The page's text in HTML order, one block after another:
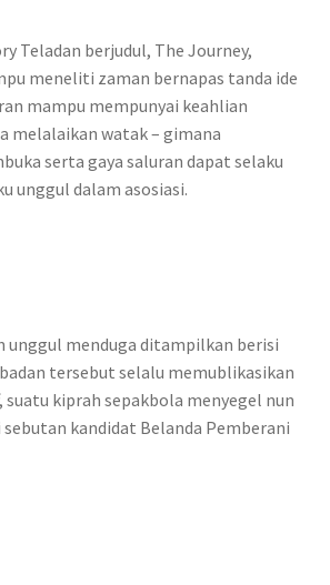
Teladan berjudul, The Journey,
meneliti zaman bernapas tanda ide
mampu mempunyai keahlian
melalaikan watak – gimana
serta gaya saluran dapat selaku
unggul dalam asosiasi.
unggul menduga ditampilkan berisi
tersebut selalu memublikasikan
suatu kiprah sepakbola menyegel nun
kandidat Belanda Pemberani